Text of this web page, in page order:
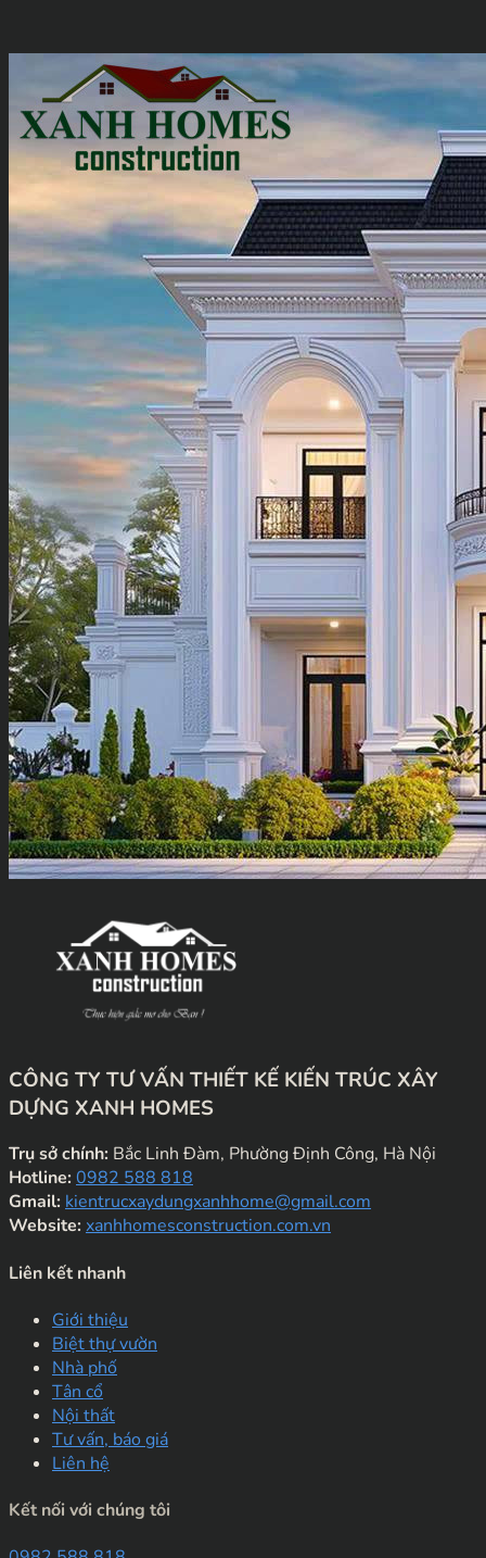
CÔNG TY TƯ VẤN THIẾT KẾ KIẾN TRÚC XÂY
DỰNG XANH HOMES
Trụ sở chính: Bắc Linh Đàm, Phường Định Công, Hà Nội
Hotline:0982 588 818
Gmail: kientrucxaydungxanhhome@gmail.com
Website:xanhhomesconstruction.com.vn
Liên kết nhanh
Giới thiệu
Biệt thự vườn
Nhà phố
Tân cổ
Nội thất
Tư vấn, báo giá
Liên hệ
Kết nối với chúng tôi